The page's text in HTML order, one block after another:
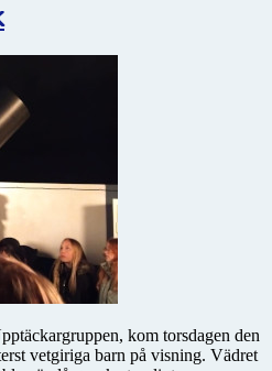
kom torsdagen den
vetgiriga barn på visning. Vädret